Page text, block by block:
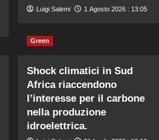
Luigi Salemi 1 Agosto 2026 : 13:05
Green
Shock climatici in Sud
Africa riaccendono
l’interesse per il carbone
nella produzione
idroelettrica.